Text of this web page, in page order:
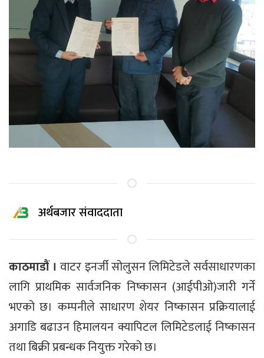
अर्थबजार संवाददाता
काठमाडौं । वाटर इनर्जी सोलुसन लिमिटेडले सर्वसाधारणका
लागि प्राथमिक सार्वजनिक निष्कासन (आईपीओ)जारी गर्ने
भएको छ। कम्पनीले साधारण शेयर निष्कासन प्रक्रियालाई
अगाडि बढाउन हिमालयन क्यापिटल लिमिटेडलाई निष्कासन
तथा बिक्री प्रबन्धक नियुक्त गरेको छ।